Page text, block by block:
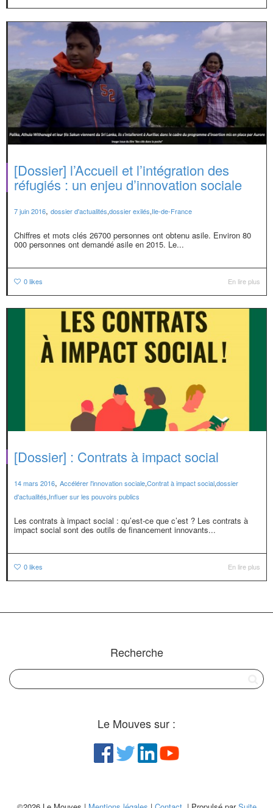
[Dossier] l’Accueil et l’intégration des
réfugiés : un enjeu d’innovation sociale
7 juin 2016, dossier d'actualités,dossier exilés,Ile-de-France
Chiffres et mots clés 26700 personnes ont obtenu asile. Environ 80
000 personnes ont demandé asile en 2015. Le...
0likes En lire plus
[Dossier] : Contrats à impact social
14 mars 2016, Accélérer l'innovation sociale,Contrat à impact social,dossier
d'actualités,Influer sur les pouvoirs publics
Les contrats à impact social : qu’est-ce que c’est ? Les contrats à
impact social sont des outils de financement innovants...
0likes En lire plus
Recherche
Le Mouves sur :